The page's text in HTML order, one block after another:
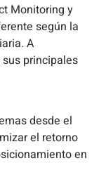
Monitoring y
según la
A
principales
desde el
el retorno
en